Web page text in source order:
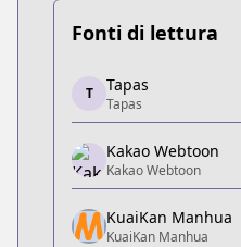
Fonti di lettura
Tapas
Tapas
https://tapas.io/
Kakao Webtoon
Kakao Webtoon
https://
KuaiKan Manhua
T Tapas
Tapas
Kakao Webtoon
Kakao Webtoon
KuaiKan Manhua
KuaiKan Manhua